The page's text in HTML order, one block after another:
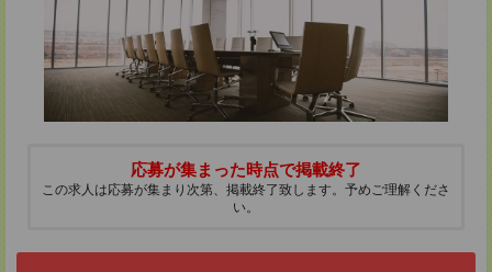
応募が集まった時点で掲載終了
この求人は応募が集まり次第、掲載終了致します。予めご理解くださ
い。